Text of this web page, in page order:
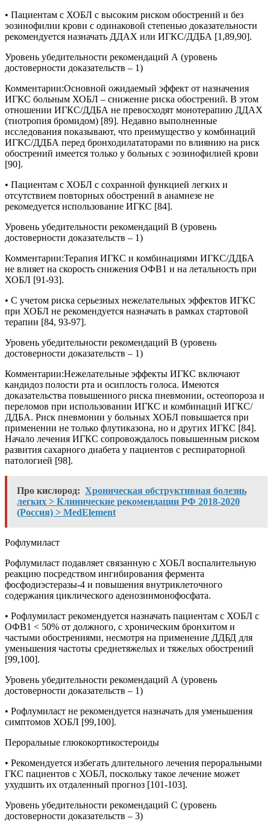
• Пациентам с ХОБЛ с высоким риском обострений и без
эозинофилии крови с одинаковой степенью доказательности
рекомендуется назначать ДДАХ или ИГКС/ДДБА [1,89,90].
Уровень убедительности рекомендаций А (уровень
достоверности доказательств – 1)
Комментарии:Основной ожидаемый эффект от назначения
ИГКС больным ХОБЛ – снижение риска обострений. В этом
отношении ИГКС/ДДБА не превосходят монотерапию ДДАХ
(тиотропия бромидом) [89]. Недавно выполненные
исследования показывают, что преимущество у комбинаций
ИГКС/ДДБА перед бронходилататорами по влиянию на риск
обострений имеется только у больных с эозинофилией крови
[90].
• Пациентам с ХОБЛ с сохранной функцией легких и
отсутствием повторных обострений в анамнезе не
рекомедуется использование ИГКС [84].
Уровень убедительности рекомендаций В (уровень
достоверности доказательств – 1)
Комментарии:Терапия ИГКС и комбинациями ИГКС/ДДБА
не влияет на скорость снижения ОФВ1 и на летальность при
ХОБЛ [91-93].
• С учетом риска серьезных нежелательных эффектов ИГКС
при ХОБЛ не рекомендуется назначать в рамках стартовой
терапии [84, 93-97].
Уровень убедительности рекомендаций В (уровень
достоверности доказательств – 1)
Комментарии:Нежелательные эффекты ИГКС включают
кандидоз полости рта и осиплость голоса. Имеются
доказательства повышенного риска пневмонии, остеопороза и
переломов при использовании ИГКС и комбинаций ИГКС/
ДДБА. Риск пневмонии у больных ХОБЛ повышается при
применении не только флутиказона, но и других ИГКС [84].
Начало лечения ИГКС сопровождалось повышенным риском
развития сахарного диабета у пациентов с респираторной
патологией [98].
Про кислород: Хроническая обструктивная болезнь
легких > Клинические рекомендации РФ 2018-2020
(Россия) > MedElement
Рофлумиласт
Рофлумиласт подавляет связанную с ХОБЛ воспалительную
реакцию посредством ингибирования фермента
фосфодиэстеразы-4 и повышения внутриклеточного
содержания циклического аденозинмонофосфата.
• Рофлумиласт рекомендуется назначать пациентам с ХОБЛ с
ОФВ1 < 50% от должного, с хроническим бронхитом и
частыми обострениями, несмотря на применение ДДБД для
уменьшения частоты среднетяжелых и тяжелых обострений
[99,100].
Уровень убедительности рекомендаций А (уровень
достоверности доказательств – 1)
• Рофлумиласт не рекомендуется назначать для уменьшения
симптомов ХОБЛ [99,100].
Пероральные глюкокортикостероиды
• Рекомендуется избегать длительного лечения пероральными
ГКС пациентов с ХОБЛ, поскольку такое лечение может
ухудшить их отдаленный прогноз [101-103].
Уровень убедительности рекомендаций C (уровень
достоверности доказательств – 3)